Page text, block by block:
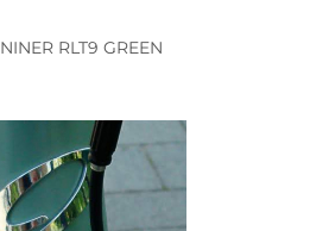
NINER RLT9 GREEN